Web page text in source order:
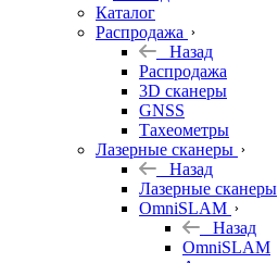
Архив
Геодезическое
оборудование
Каталог
Распродажа
Назад
Распродажа
3D сканеры
GNSS
Тахеометры
Лазерные сканеры
Назад
Лазерные сканеры
OmniSLAM
Назад
OmniSLAM